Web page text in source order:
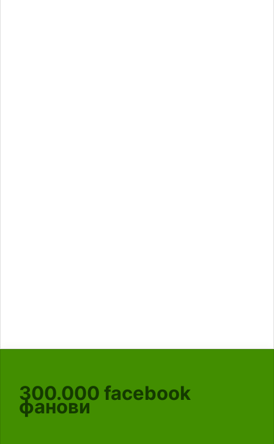
300.000 facebook
фанови